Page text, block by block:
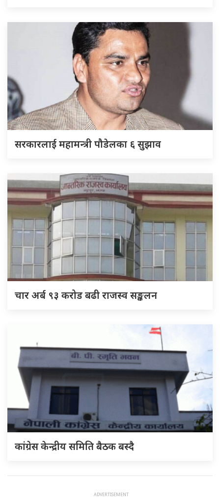
सरकारलाई महामन्त्री पौडेलका ६ सुझाव
चार अर्ब ९३ करोड बढी राजस्व सङ्कलन
कांग्रेस केन्द्रीय समिति बैठक बस्दै